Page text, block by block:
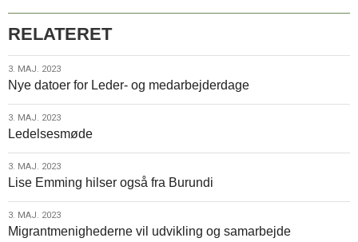
RELATERET
3.
maj.
2023
3. MAJ. 2023
Nye datoer for Leder- og medarbejderdage
3.
maj.
2023
3. MAJ. 2023
Ledelsesmøde
3.
maj.
2023
3. MAJ. 2023
Lise Emming hilser også fra Burundi
3.
maj.
3. MAJ. 2023
Migrantmenighederne vil udvikling og samarbejde